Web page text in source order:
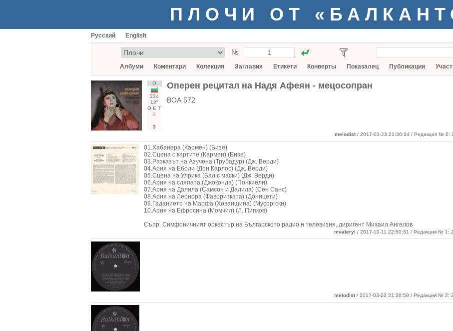
ПЛОЧИ ОТ
Русский English
№
Албуми Коментари Колекция Заглавия Етикети Конверты Показалец Публикации
О
33○
12"
О Е Т
8
3
Оперен рецитал на Надя Афеян - мецосопран
ВОА 572
melodist / 2017-03-23 21:36:34 / Редакция № 2:
01.Хабанера (Кармен) (Бизе)
02.Сцена с картите (Кармен) (Бизе)
03.Разказът на Азучена (Трубадур) (Дж. Верди)
04.Ария на Еболи (Дон Карлос) (Дж. Верди)
05.Сцена на Улрика (Бал с маски) (Дж. Верди)
06.Ария на сляпата (Джоконда) (Понкиели)
07.Ария на Далила (Самсон и Далила) (Сен Санс)
08.Ария на Леонора (Фаворитката) (Доницети)
09.Гаданието на Марфа (Хованщина) (Мусоргски)
10.Ария на Ефросина (Момчил) (Л. Пипков)
Съпр. Симфоничният оркестър на Българското радио и телевизия, диригент Михаил Ангелов
mvaleryi / 2017-10-11 22:50:31 / Редакция № 1:
melodist / 2017-03-23 21:36:59 / Редакция № 2: